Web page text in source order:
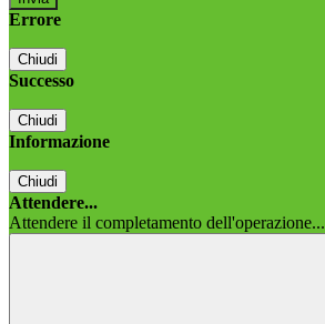
Errore
Chiudi
Successo
Chiudi
Informazione
Chiudi
Attendere...
Attendere il completamento dell'operazione...